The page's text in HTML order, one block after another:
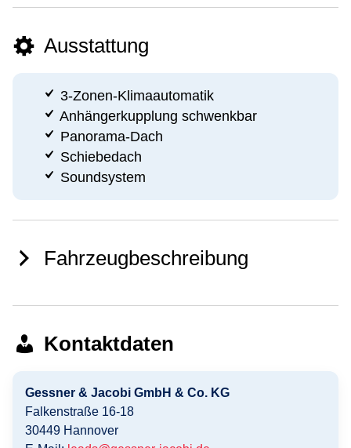
Ausstattung
3-Zonen-Klimaautomatik
Anhängerkupplung schwenkbar
Panorama-Dach
Schiebedach
Soundsystem
Fahrzeugbeschreibung
Kontaktdaten
Gessner & Jacobi GmbH & Co. KG
Falkenstraße 16-18
30449 Hannover